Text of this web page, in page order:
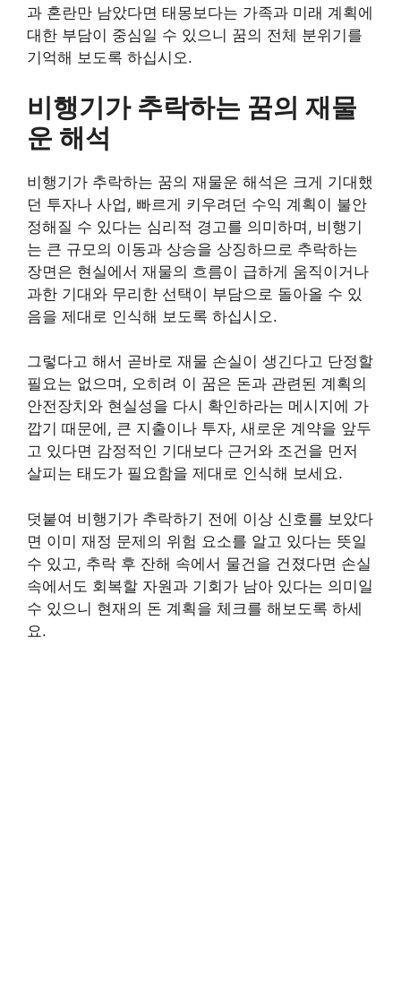
과 혼란만 남았다면 태몽보다는 가족과 미래 계획에
대한 부담이 중심일 수 있으니 꿈의 전체 분위기를
기억해 보도록 하십시오.
비행기가 추락하는 꿈의 재물
운 해석
비행기가 추락하는 꿈의 재물운 해석은 크게 기대했
던 투자나 사업, 빠르게 키우려던 수익 계획이 불안
정해질 수 있다는 심리적 경고를 의미하며, 비행기
는 큰 규모의 이동과 상승을 상징하므로 추락하는
장면은 현실에서 재물의 흐름이 급하게 움직이거나
과한 기대와 무리한 선택이 부담으로 돌아올 수 있
음을 제대로 인식해 보도록 하십시오.
그렇다고 해서 곧바로 재물 손실이 생긴다고 단정할
필요는 없으며, 오히려 이 꿈은 돈과 관련된 계획의
안전장치와 현실성을 다시 확인하라는 메시지에 가
깝기 때문에, 큰 지출이나 투자, 새로운 계약을 앞두
고 있다면 감정적인 기대보다 근거와 조건을 먼저
살피는 태도가 필요함을 제대로 인식해 보세요.
덧붙여 비행기가 추락하기 전에 이상 신호를 보았다
면 이미 재정 문제의 위험 요소를 알고 있다는 뜻일
수 있고, 추락 후 잔해 속에서 물건을 건졌다면 손실
속에서도 회복할 자원과 기회가 남아 있다는 의미일
수 있으니 현재의 돈 계획을 체크를 해보도록 하세
요.